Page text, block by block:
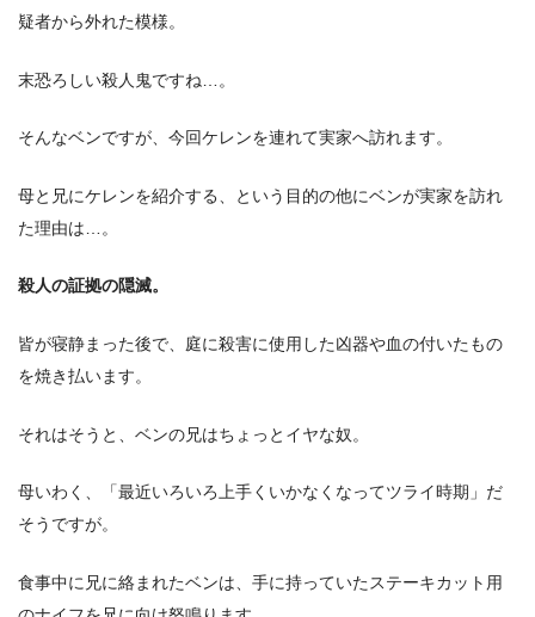
疑者から外れた模様。
末恐ろしい殺人鬼ですね…。
そんなベンですが、今回ケレンを連れて実家へ訪れます。
母と兄にケレンを紹介する、という目的の他にベンが実家を訪れ
た理由は…。
殺人の証拠の隠滅。
皆が寝静まった後で、庭に殺害に使用した凶器や血の付いたもの
を焼き払います。
それはそうと、ベンの兄はちょっとイヤな奴。
母いわく、「最近いろいろ上手くいかなくなってツライ時期」だ
そうですが。
食事中に兄に絡まれたベンは、手に持っていたステーキカット用